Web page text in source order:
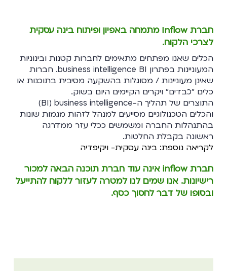
חברת Inflow מתמחה באפיון ופיתוח בינה עסקית
לצרכי הלקוח.
הכלים שאנו מפתחים מתאימים לחברות קטנות ובינוניות
המעוניינות בפתרון business intelligence BI. חברות
שאינן מעוניינות / מסוגלות בהשקעה מסיבית בתוכנות או
כלים "כבדים" ויקרים הקיימים היום בשוק.
התוצרים של תהליך ה-BI) business intelligence)
והכלים הטכנולוגיים מסייעים למנהל לזהות מגמות שונות
בהתנהלות החברה ומשמשים ככלי עזר ממדרגה
ראשונה בקבלת החלטות.
לקריאה נוספת: בינה עסקית- ויקיפדיה
חברת inflow אינה עוד חברת תוכנה הבאה למכור
רישיונות. אנו שמים לנו למטרה לעזור ללקוח להתייעל
ובסופו של דבר לחסוך כסף.